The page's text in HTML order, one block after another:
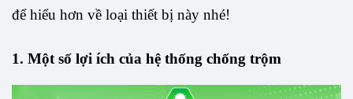
để hiểu hơn về loại thiết bị này nhé!
1. Một số lợi ích của hệ thống chống trộm